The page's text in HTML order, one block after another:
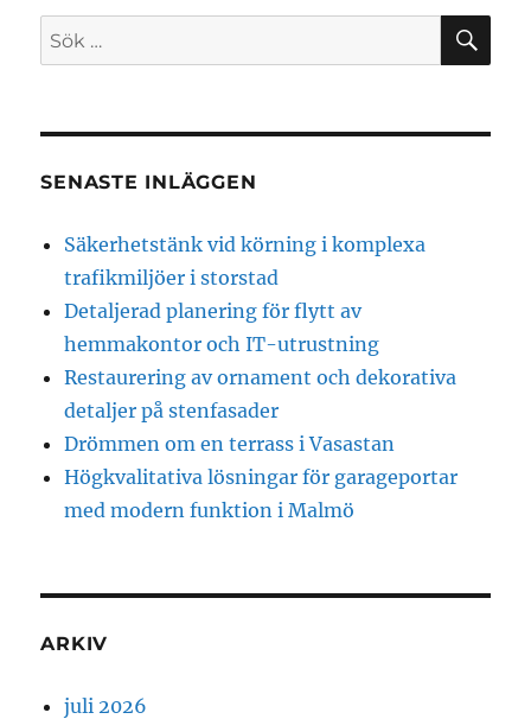
Sök
efter:
SENASTE INLÄGGEN
Säkerhetstänk vid körning i komplexa
trafikmiljöer i storstad
Detaljerad planering för flytt av
hemmakontor och IT-utrustning
Restaurering av ornament och dekorativa
detaljer på stenfasader
Drömmen om en terrass i Vasastan
Högkvalitativa lösningar för garageportar
med modern funktion i Malmö
ARKIV
juli 2026